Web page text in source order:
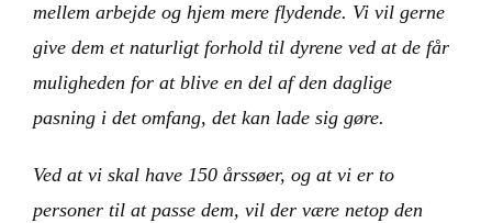
mellem arbejde og hjem mere flydende. Vi vil gerne
give dem et naturligt forhold til dyrene ved at de får
muligheden for at blive en del af den daglige
pasning i det omfang, det kan lade sig gøre.
Ved at vi skal have 150 årssøer, og at vi er to
personer til at passe dem, vil der være netop den